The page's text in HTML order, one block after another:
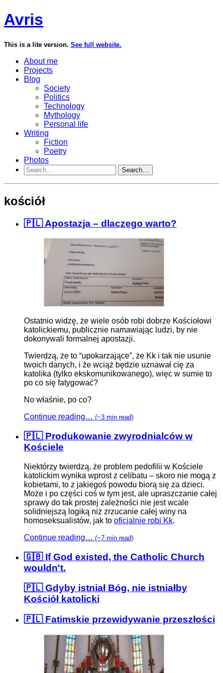
Avris
This is a lite version. See full website.
About me
Projects
Blog
Society
Politics
Technology
Mythology
Personal life
Writing
Fiction
Poetry
Photos
Search…
kościół
🇵🇱 Apostazja – dlaczego warto?
Ostatnio widzę, że wiele osób robi dobrze Kościołowi
katolickiemu, publicznie namawiając ludzi, by nie
dokonywali formalnej apostazji.
Twierdzą, że to “upokarzające”, że Kk i tak nie usunie
twoich danych, i że wciąż będzie uznawał cię za
katolika (tylko ekskomunikowanego), więc w sumie to
po co się fatygować?
No właśnie, po co?
Continue reading… (~3 min read)
🇵🇱 Produkowanie zwyrodnialców w
Kościele
Niektórzy twierdzą, że problem pedofilii w Kościele
katolickim wynika wprost z celibatu – skoro nie mogą z
kobietami, to z jakiegoś powodu biorą się za dzieci.
Może i po części coś w tym jest, ale upraszczanie całej
sprawy do tak prostej zależności nie jest wcale
solidniejszą logiką niż zrzucanie całej winy na
homoseksualistów, jak to oficjalnie robi Kk.
Continue reading… (~7 min read)
🇬🇧 If God existed, the Catholic Church
wouldn't.
🇵🇱 Gdyby istniał Bóg, nie istniałby
Kościół katolicki
🇵🇱 Fatimskie przewidywanie przeszłości